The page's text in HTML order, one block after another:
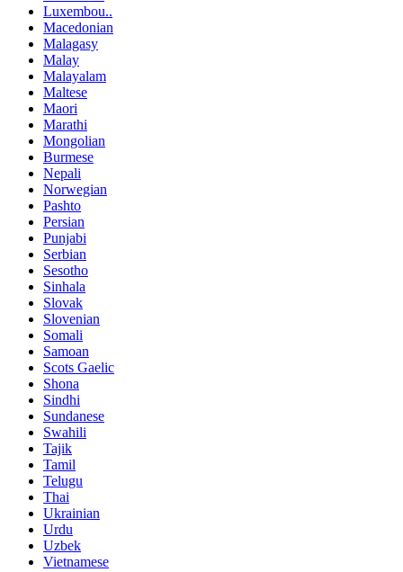
Luxembou..
Macedonian
Malagasy
Malay
Malayalam
Maltese
Maori
Marathi
Mongolian
Burmese
Nepali
Norwegian
Pashto
Persian
Punjabi
Serbian
Sesotho
Sinhala
Slovak
Slovenian
Somali
Samoan
Scots Gaelic
Shona
Sindhi
Sundanese
Swahili
Tajik
Tamil
Telugu
Thai
Ukrainian
Urdu
Uzbek
Vietnamese